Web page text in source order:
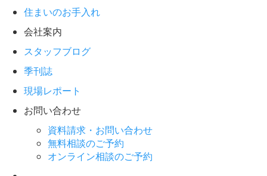
住まいのお手入れ
会社案内
スタッフブログ
季刊誌
現場レポート
お問い合わせ
資料請求・お問い合わせ
無料相談のご予約
オンライン相談のご予約